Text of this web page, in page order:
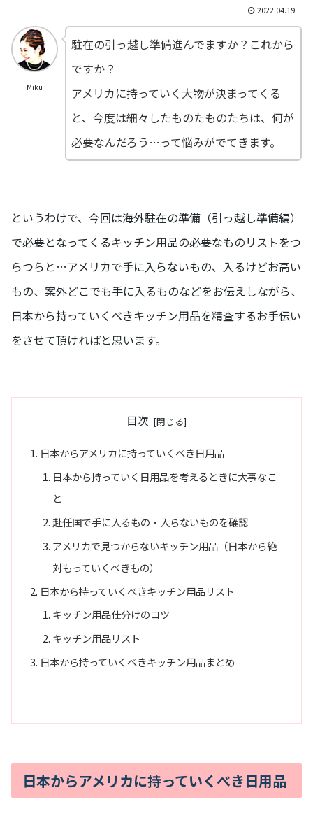
2022.04.19
Miku
駐在の引っ越し準備進んでますか？これから
ですか？
アメリカに持っていく大物が決まってくる
と、今度は細々したものたものたちは、何が
必要なんだろう…って悩みがでてきます。
というわけで、今回は海外駐在の準備（引っ越し準備編）
で必要となってくるキッチン用品の必要なものリストをつ
らつらと…アメリカで手に入らないもの、入るけどお高い
もの、案外どこでも手に入るものなどをお伝えしながら、
日本から持っていくべきキッチン用品を精査するお手伝い
をさせて頂ければと思います。
目次
日本からアメリカに持っていくべき日用品
日本から持っていく日用品を考えるときに大事なこ
と
赴任国で手に入るもの・入らないものを確認
アメリカで見つからないキッチン用品（日本から絶
対もっていくべきもの）
日本から持っていくべきキッチン用品リスト
キッチン用品仕分けのコツ
キッチン用品リスト
日本から持っていくべきキッチン用品まとめ
日本からアメリカに持っていくべき日用品